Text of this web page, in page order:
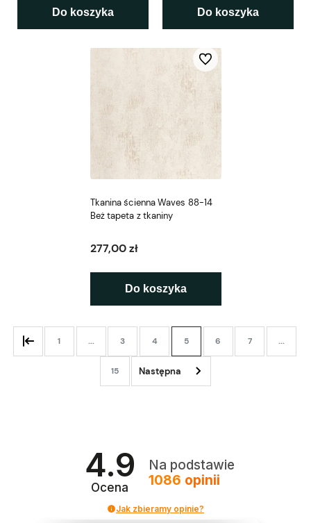
Do koszyka Do koszyka
Tkanina ścienna Waves 88-14
Beż tapeta z tkaniny
277,00 zł
Do koszyka
Do ulubionych
1 ... 3 4 5 6 7 ...
15
4.9
Ocena
Na podstawie
1086 opinii
Jak zbieramy opinie?